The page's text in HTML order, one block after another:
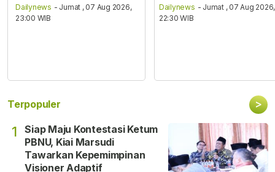
Dailynews - Jumat , 07 Aug 2026,
23:00 WIB
Dailynews - Jumat , 07 Aug 2026,
22:30 WIB
Terpopuler >
1
Siap Maju Kontestasi Ketum
PBNU, Kiai Marsudi
Tawarkan Kepemimpinan
Visioner Adaptif